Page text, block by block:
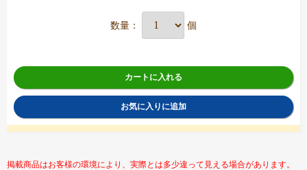
数量： 個
カートに入れる
お気に入りに追加
掲載商品はお客様の環境により、実際とは多少違って見える場合があります。